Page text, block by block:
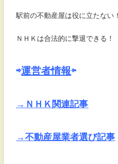
駅前の不動産屋は役に立たない！
ＮＨＫは合法的に撃退できる！
⇨運営者情報⇦
→ＮＨＫ関連記事
→不動産屋業者選び記事